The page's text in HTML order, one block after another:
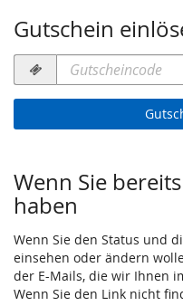
Gutschein
Gutscheincode
erforderlich
Wenn Sie
haben
Wenn Sie den Status und
einsehen oder ändern
der E-Mails, die wir Ihnen
Wenn Sie den Link nicht